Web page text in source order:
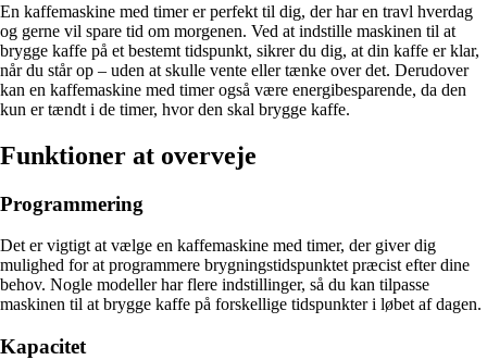
En kaffemaskine med timer er perfekt til dig, der har en travl hverdag
og gerne vil spare tid om morgenen. Ved at indstille maskinen til at
brygge kaffe på et bestemt tidspunkt, sikrer du dig, at din kaffe er klar,
når du står op – uden at skulle vente eller tænke over det. Derudover
kan en kaffemaskine med timer også være energibesparende, da den
kun er tændt i de timer, hvor den skal brygge kaffe.
Funktioner at overveje
Programmering
Det er vigtigt at vælge en kaffemaskine med timer, der giver dig
mulighed for at programmere brygningstidspunktet præcist efter dine
behov. Nogle modeller har flere indstillinger, så du kan tilpasse
maskinen til at brygge kaffe på forskellige tidspunkter i løbet af dagen.
Kapacitet